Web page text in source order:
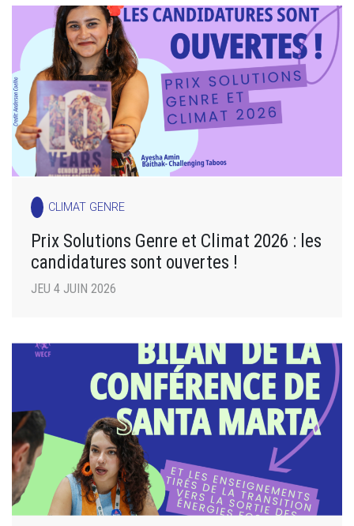
CLIMAT GENRE
Prix Solutions Genre et Climat 2026 : les
candidatures sont ouvertes !
JEU 4 JUIN 2026